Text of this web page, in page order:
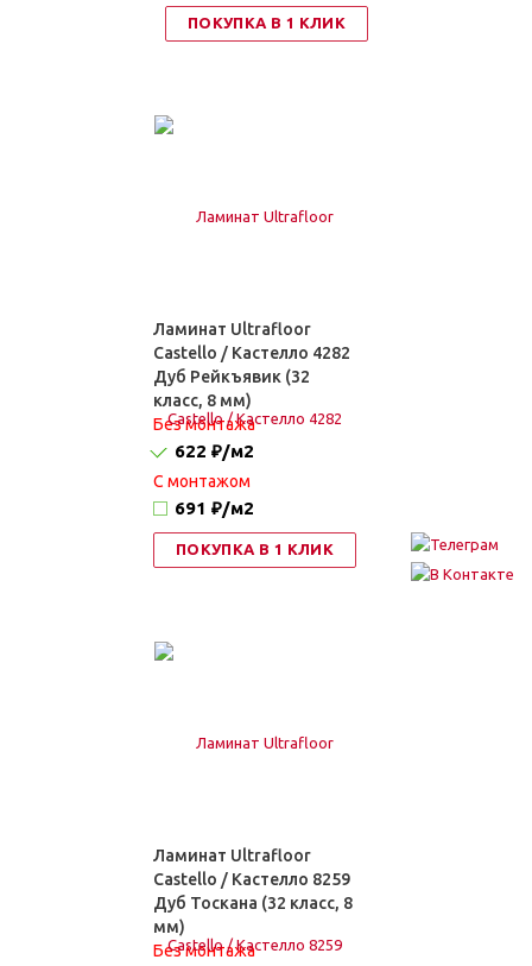
ПОКУПКА В 1 КЛИК
Ламинат Ultrafloor
Castello / Кастелло 4282
Дуб Рейкъявик (32
класс, 8 мм)
Без монтажа
622 ₽/м2
C монтажом
691 ₽/м2
ПОКУПКА В 1 КЛИК
Ламинат Ultrafloor
Castello / Кастелло 8259
Дуб Тоскана (32 класс, 8
мм)
Без монтажа